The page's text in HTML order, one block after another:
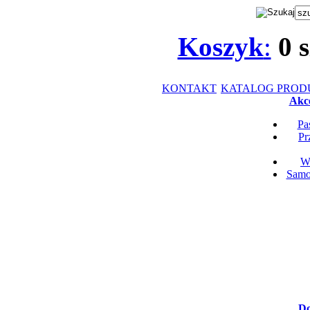
Koszyk: 0
KONTAKT KATALOG